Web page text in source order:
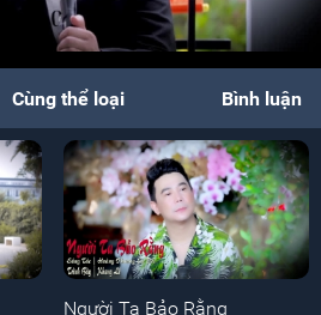
Cùng thể loại Bình luận
Người Ta Bảo Rằng